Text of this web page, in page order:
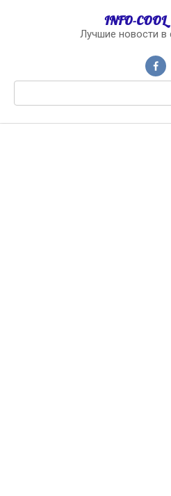
INFO-COOL
Лучшие новости в